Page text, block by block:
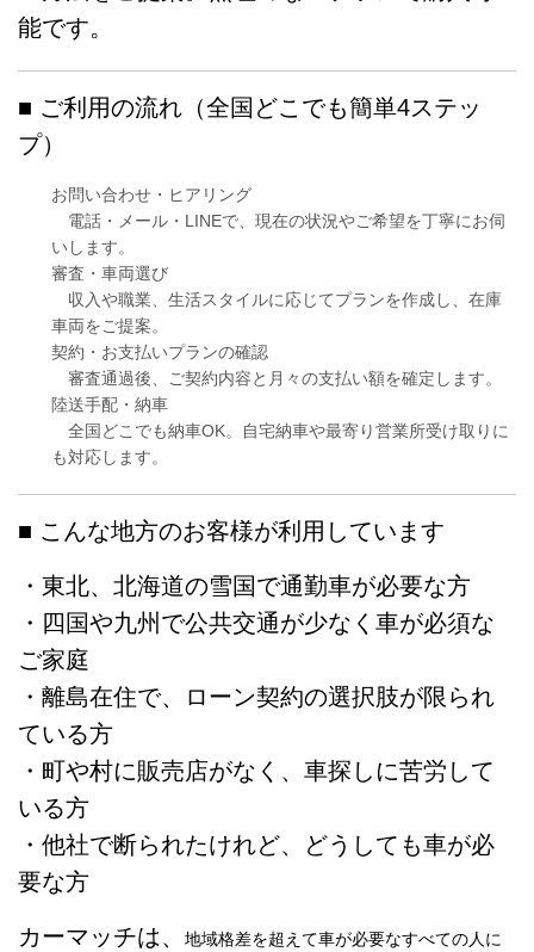
能です。
■ ご利用の流れ（全国どこでも簡単4ステッ
プ）
お問い合わせ・ヒアリング
電話・メール・LINEで、現在の状況やご希望を丁寧にお伺
いします。
審査・車両選び
収入や職業、生活スタイルに応じてプランを作成し、在庫
車両をご提案。
契約・お支払いプランの確認
審査通過後、ご契約内容と月々の支払い額を確定します。
陸送手配・納車
全国どこでも納車OK。自宅納車や最寄り営業所受け取りに
も対応します。
■ こんな地方のお客様が利用しています
・東北、北海道の雪国で通勤車が必要な方
・四国や九州で公共交通が少なく車が必須な
ご家庭
・離島在住で、ローン契約の選択肢が限られ
ている方
・町や村に販売店がなく、車探しに苦労して
いる方
・他社で断られたけれど、どうしても車が必
要な方
カーマッチは、 地域格差を超えて車が必要なすべての人に